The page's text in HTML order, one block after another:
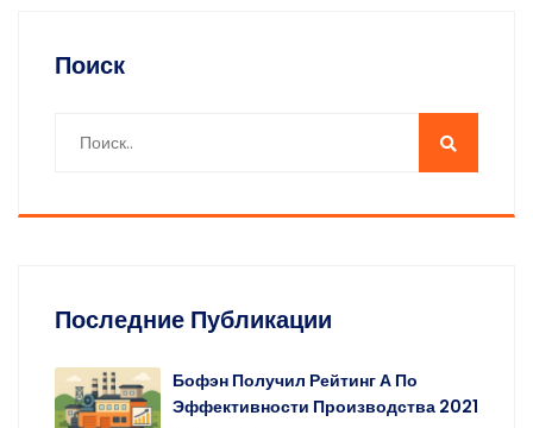
Поиск
Последние Публикации
Бофэн Получил Рейтинг А По
Эффективности Производства 2021